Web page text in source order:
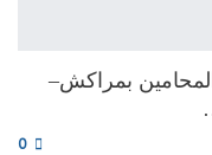
بمراكش–
0